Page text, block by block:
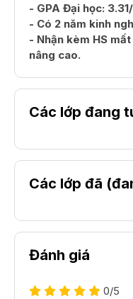
- GPA Đại học:
- Có 2 năm kinh
- Nhận kèm HS
nâng cao.
Các lớp đang
Các lớp đã
Đánh giá
0/5